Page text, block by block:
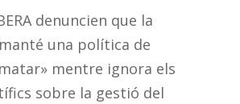
denuncien que la
una política de
mentre ignora els
sobre la gestió del